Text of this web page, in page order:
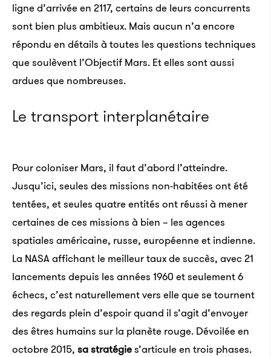
ligne d’arrivée en 2117, certains de leurs concurrents
sont bien plus ambitieux. Mais aucun n’a encore
répondu en détails à toutes les questions techniques
que soulèvent l’Objectif Mars. Et elles sont aussi
ardues que nombreuses.
Le transport interplanétaire
Pour coloniser Mars, il faut d’abord l’atteindre.
Jusqu’ici, seules des missions non-habitées ont été
tentées, et seules quatre entités ont réussi à mener
certaines de ces missions à bien – les agences
spatiales américaine, russe, européenne et indienne.
La NASA affichant le meilleur taux de succès, avec 21
lancements depuis les années 1960 et seulement 6
échecs, c’est naturellement vers elle que se tournent
des regards plein d’espoir quand il s’agit d’envoyer
des êtres humains sur la planète rouge. Dévoilée en
octobre 2015, sa stratégies’articule en trois phases.